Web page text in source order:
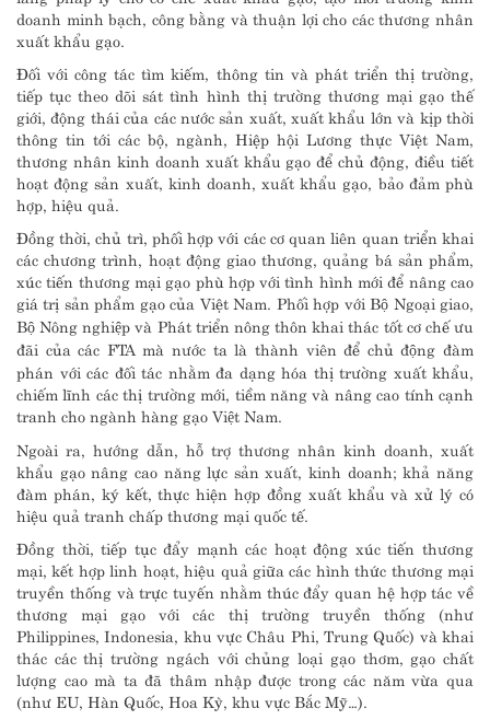
doanh minh bạch, công bằng và thuận lợi cho các thương nhân
xuất khẩu gạo.
Đối với công tác tìm kiếm, thông tin và phát triển thị trường,
tiếp tục theo dõi sát tình hình thị trường thương mại gạo thế
giới, động thái của các nước sản xuất, xuất khẩu lớn và kịp thời
thông tin tới các bộ, ngành, Hiệp hội Lương thực Việt Nam,
thương nhân kinh doanh xuất khẩu gạo để chủ động, điều tiết
hoạt động sản xuất, kinh doanh, xuất khẩu gạo, bảo đảm phù
hợp, hiệu quả.
Đồng thời, chủ trì, phối hợp với các cơ quan liên quan triển khai
các chương trình, hoạt động giao thương, quảng bá sản phẩm,
xúc tiến thương mại gạo phù hợp với tình hình mới để nâng cao
giá trị sản phẩm gạo của Việt Nam. Phối hợp với Bộ Ngoại giao,
Bộ Nông nghiệp và Phát triển nông thôn khai thác tốt cơ chế ưu
đãi của các FTA mà nước ta là thành viên để chủ động đàm
phán với các đối tác nhằm đa dạng hóa thị trường xuất khẩu,
chiếm lĩnh các thị trường mới, tiềm năng và nâng cao tính cạnh
tranh cho ngành hàng gạo Việt Nam.
Ngoài ra, hướng dẫn, hỗ trợ thương nhân kinh doanh, xuất
khẩu gạo nâng cao năng lực sản xuất, kinh doanh; khả năng
đàm phán, ký kết, thực hiện hợp đồng xuất khẩu và xử lý có
hiệu quả tranh chấp thương mại quốc tế.
Đồng thời, tiếp tục đẩy mạnh các hoạt động xúc tiến thương
mại, kết hợp linh hoạt, hiệu quả giữa các hình thức thương mại
truyền thống và trực tuyến nhằm thúc đẩy quan hệ hợp tác về
thương mại gạo với các thị trường truyền thống (như
Philippines, Indonesia, khu vực Châu Phi, Trung Quốc) và khai
thác các thị trường ngách với chủng loại gạo thơm, gạo chất
lượng cao mà ta đã thâm nhập được trong các năm vừa qua
(như EU, Hàn Quốc, Hoa Kỳ, khu vực Bắc Mỹ…).